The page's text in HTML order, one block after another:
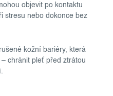
objevit po kontaktu
stresu nebo dokonce bez
kožní bariéry, která
chránit pleť před ztrátou